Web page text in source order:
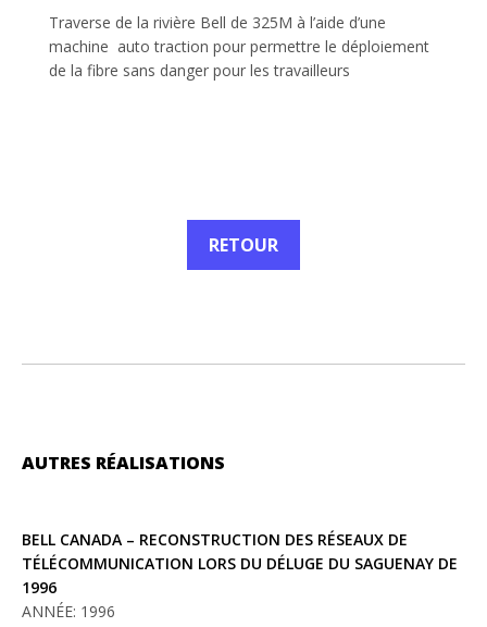
Traverse de la rivière Bell de 325M à l’aide d’une
machine auto traction pour permettre le déploiement
de la fibre sans danger pour les travailleurs
RETOUR
AUTRES RÉALISATIONS
BELL CANADA – RECONSTRUCTION DES RÉSEAUX DE
TÉLÉCOMMUNICATION LORS DU DÉLUGE DU SAGUENAY DE
1996
ANNÉE: 1996